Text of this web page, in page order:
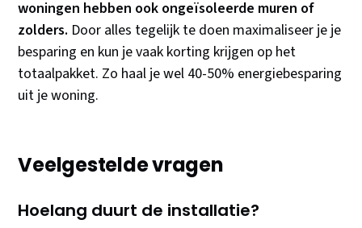
woningen hebben ook ongeïsoleerde muren of
zolders. Door alles tegelijk te doen maximaliseer je je
besparing en kun je vaak korting krijgen op het
totaalpakket. Zo haal je wel 40-50% energiebesparing
uit je woning.
Veelgestelde vragen
Hoelang duurt de installatie?